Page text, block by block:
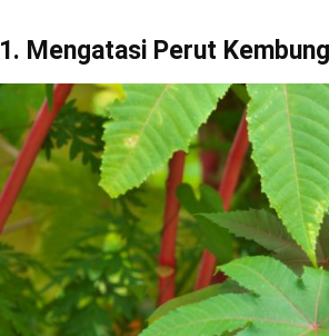
1. Mengatasi Perut